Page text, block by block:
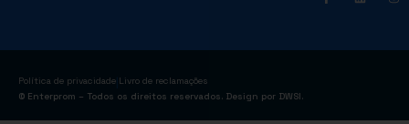
Política de privacidade Livro de reclamações
© Enterprom – Todos os direitos reservados. Design por DWSI.